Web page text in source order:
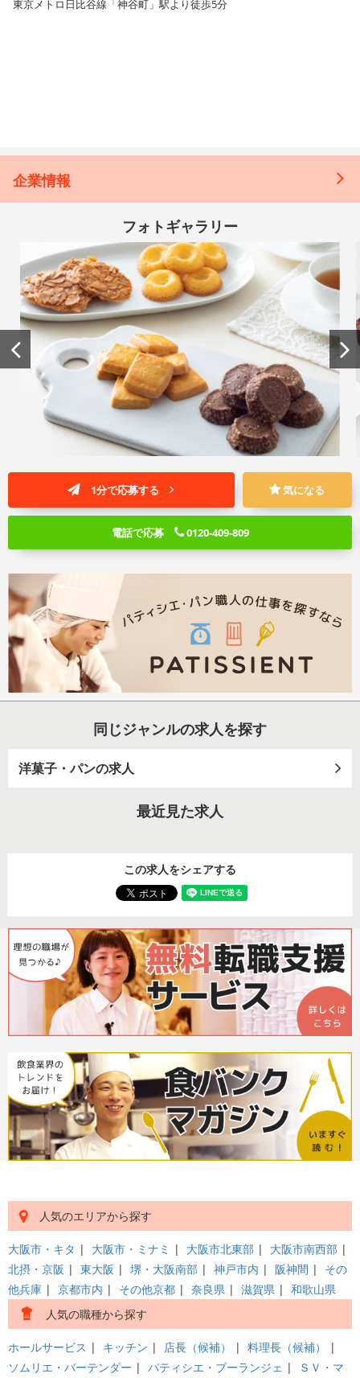
東京メトロ日比谷線「神谷町」駅より徒歩5分
企業情報
フォトギャラリー
1分で応募する 気になる
電話で応募 0120-409-809
同じジャンルの求人を探す
洋菓子・パンの求人
最近見た求人
この求人をシェアする
人気のエリアから探す
大阪市・キタ | 大阪市・ミナミ | 大阪市北東部 | 大阪市南西部 |
北摂・京阪 | 東大阪 | 堺・大阪南部 | 神戸市内 | 阪神間 | その
他兵庫 | 京都市内 | その他京都 | 奈良県 | 滋賀県 | 和歌山県
人気の職種から探す
ホールサービス | キッチン | 店長（候補） | 料理長（候補）
|
ソムリエ・バーテンダー | パティシエ・ブーランジェ |
ＳＶ・マ